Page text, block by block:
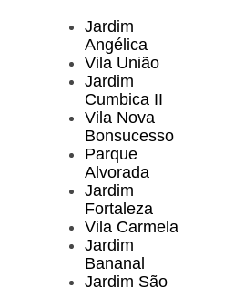
Jardim
Angélica
Vila União
Jardim
Cumbica II
Vila Nova
Bonsucesso
Parque
Alvorada
Jardim
Fortaleza
Vila Carmela
Jardim
Bananal
Jardim São